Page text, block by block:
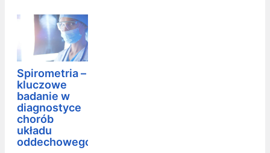
Spirometria –
kluczowe
badanie w
diagnostyce
chorób
układu
oddechowego